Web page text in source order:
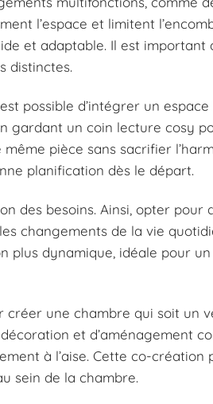
l’espace et limitent
et adaptable. Il est important
distinctes.
possible d’intégrer un
gardant un coin lecture cosy
pièce sans sacrifier
planification dès le départ.
des besoins. Ainsi, opter pour
changements de la vie
dynamique, idéale pour
une chambre qui soit un
et d’aménagement
à l’aise. Cette co-
sein de la chambre.